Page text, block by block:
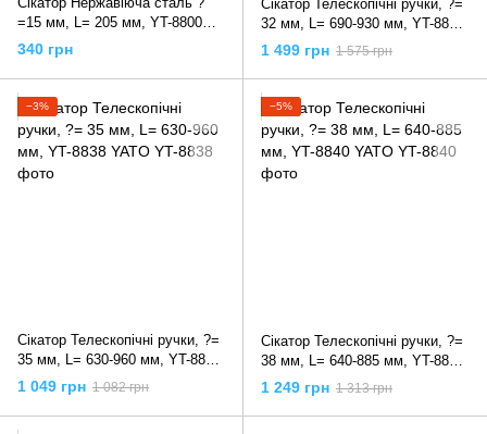
=15 мм, L= 205 мм, YT-8800
YATO
340 грн
Сікатор Телескопічні ручки, ?=
32 мм, L= 690-930 мм, YT-8841
YATO
1 499 грн 1 575 грн
−3%
Сікатор Телескопічні ручки, ?=
35 мм, L= 630-960 мм, YT-8838
YATO
1 049 грн 1 082 грн
−5%
Сікатор Телескопічні ручки, ?=
38 мм, L= 640-885 мм, YT-8840
YATO
1 249 грн 1 313 грн